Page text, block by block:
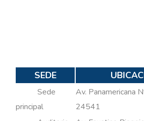
SEDE
Sede
principal
Av. Panamericana
24541